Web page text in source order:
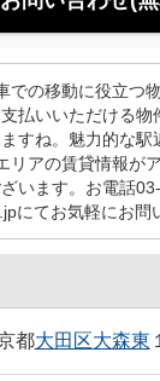
での移動に役立つ
払いいただける物
すね。魅力的な駅
リアの賃貸情報が
います。お電話
にてお気軽にお問
都大田区大森東